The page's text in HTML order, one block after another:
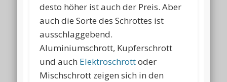
desto höher ist auch der Preis. Aber
auch die Sorte des Schrottes ist
ausschlaggebend.
Aluminiumschrott, Kupferschrott
und auch Elektroschrottoder
Mischschrott zeigen sich in den